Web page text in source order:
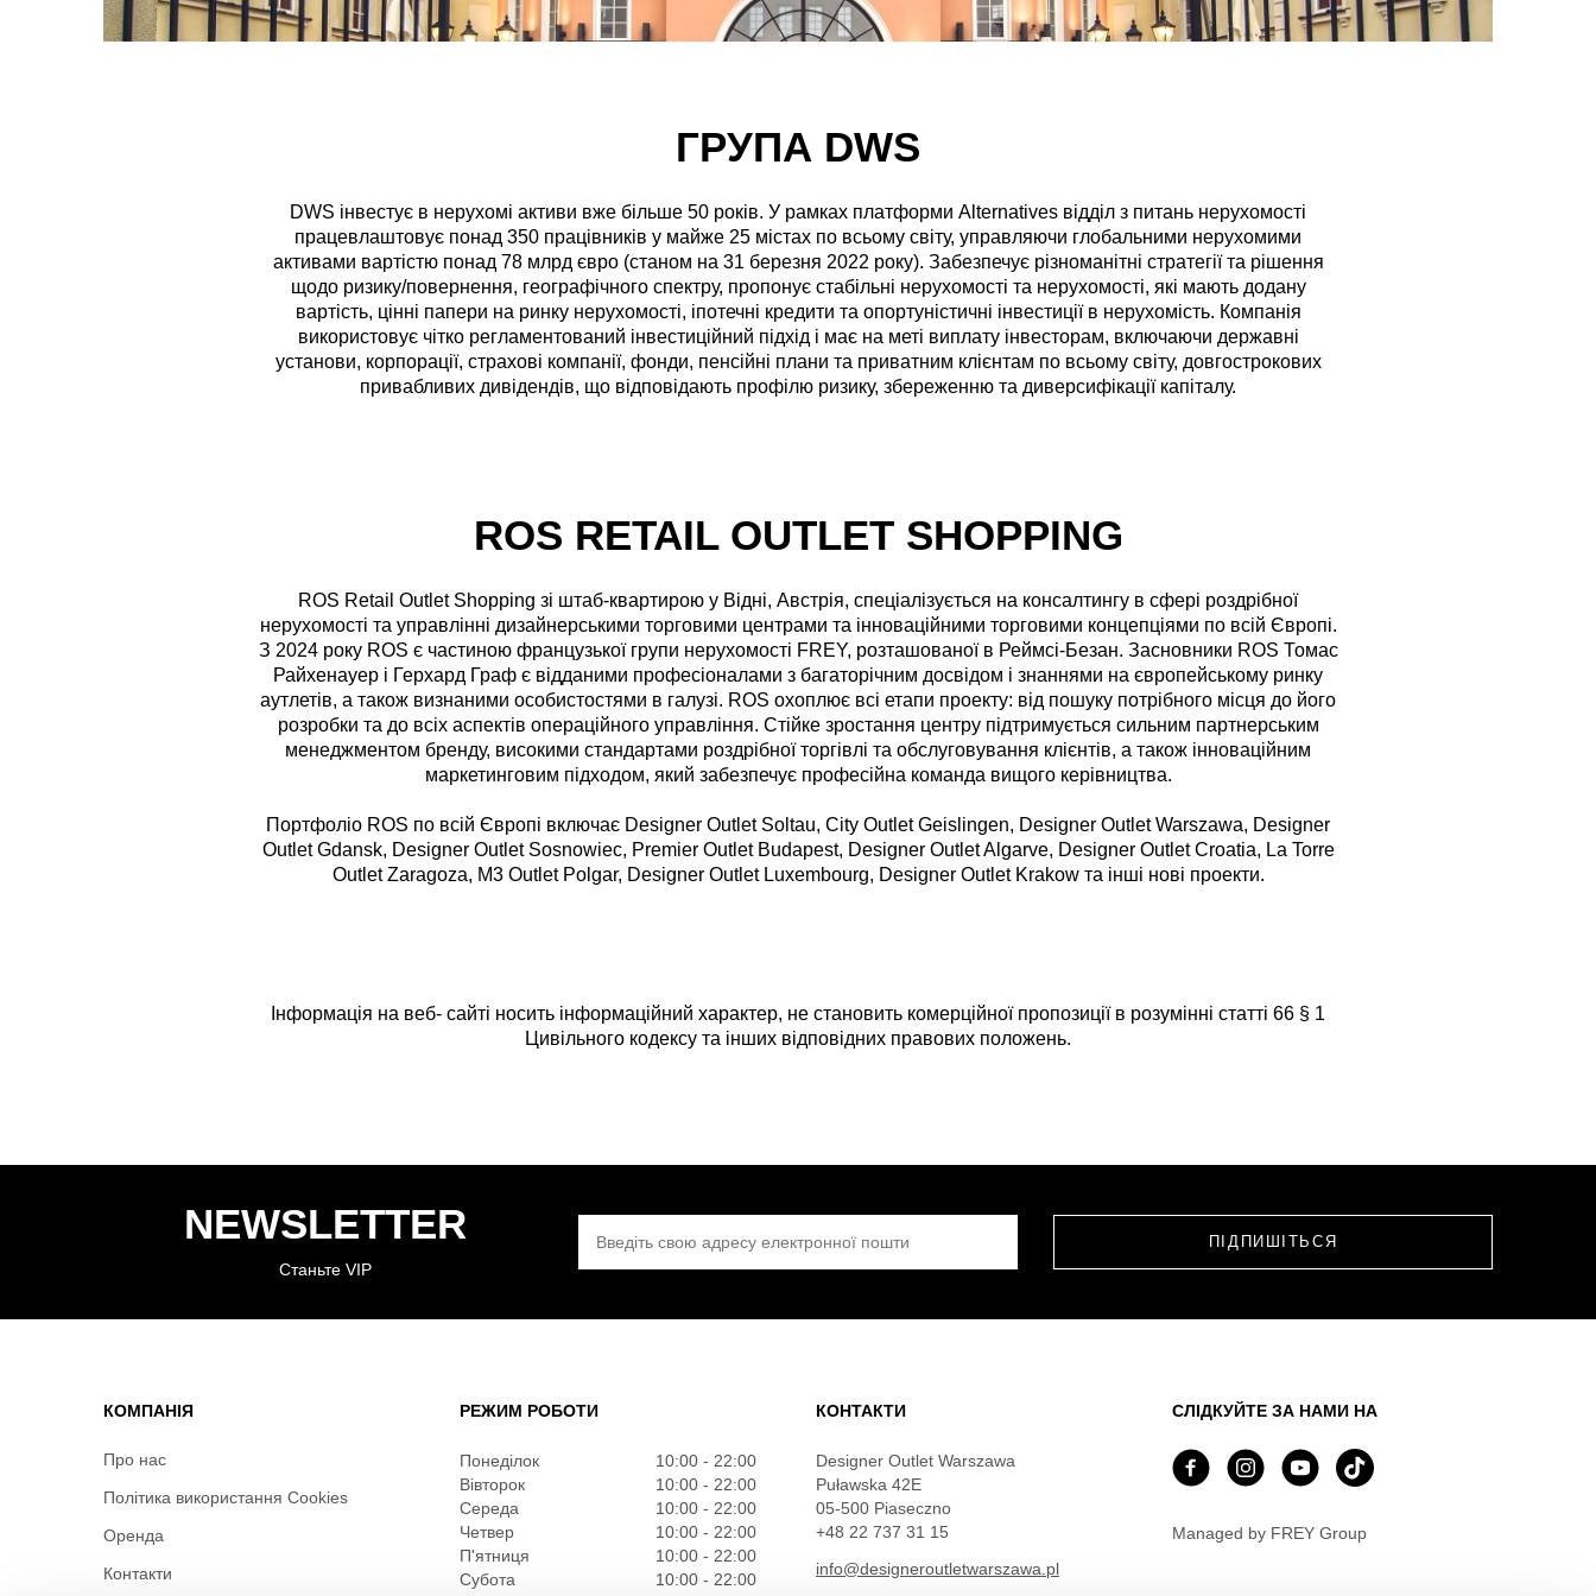
ГРУПА DWS
DWS інвестує в нерухомі активи вже більше 50 років. У рамках платформи Alternatives відділ з питань нерухомості
працевлаштовує понад 350 працівників у майже 25 містах по всьому світу, управляючи глобальними нерухомими
активами вартістю понад 78 млрд євро (станом на 31 березня 2022 року). Забезпечує різноманітні стратегії та рішення
щодо ризику/повернення, географічного спектру, пропонує стабільні нерухомості та нерухомості, які мають додану
вартість, цінні папери на ринку нерухомості, іпотечні кредити та опортуністичні інвестиції в нерухомість. Компанія
використовує чітко регламентований інвестиційний підхід і має на меті виплату інвесторам, включаючи державні
установи, корпорації, страхові компанії, фонди, пенсійні плани та приватним клієнтам по всьому світу, довгострокових
привабливих дивідендів, що відповідають профілю ризику, збереженню та диверсифікації капіталу.
ROS RETAIL OUTLET SHOPPING
ROS Retail Outlet Shopping зі штаб-квартирою у Відні, Австрія, спеціалізується на консалтингу в сфері роздрібної
нерухомості та управлінні дизайнерськими торговими центрами та інноваційними торговими концепціями по всій Європі.
З 2024 року ROS є частиною французької групи нерухомості FREY, розташованої в Реймсі-Безан. Засновники ROS Томас
Райхенауер і Герхард Граф є відданими професіоналами з багаторічним досвідом і знаннями на європейському ринку
аутлетів, а також визнаними особистостями в галузі. ROS охоплює всі етапи проекту: від пошуку потрібного місця до його
розробки та до всіх аспектів операційного управління. Стійке зростання центру підтримується сильним партнерським
менеджментом бренду, високими стандартами роздрібної торгівлі та обслуговування клієнтів, а також інноваційним
маркетинговим підходом, який забезпечує професійна команда вищого керівництва.
Портфоліо ROS по всій Європі включає Designer Outlet Soltau, City Outlet Geislingen, Designer Outlet Warszawa, Designer
Outlet Gdansk, Designer Outlet Sosnowiec, Premier Outlet Budapest, Designer Outlet Algarve, Designer Outlet Croatia, La Torre
Outlet Zaragoza, M3 Outlet Polgar, Designer Outlet Luxembourg, Designer Outlet Krakow та інші нові проекти.
Інформація на веб- сайті носить інформаційний характер, не становить комерційної пропозиції в розумінні статті 66 § 1
Цивільного кодексу та інших відповідних правових положень.
NEWSLETTER
Станьте VIP
КОМПАНІЯ
Про нас
Політика використання Cookies
Оренда
Контакти
РЕЖИМ РОБОТИ
Понеділок
10:00 - 22:00
Вівторок
10:00 - 22:00
Середа
10:00 - 22:00
Четвер
10:00 - 22:00
П'ятниця
10:00 - 22:00
Субота
10:00 - 22:00
КОНТАКТИ
Designer Outlet Warszawa
Puławska 42E
05-500 Piaseczno
+48 22 737 31 15
info@designeroutletwarszawa.pl
СЛІДКУЙТЕ ЗА НАМИ НА
Managed by FREY Group